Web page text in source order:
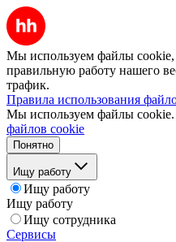
Мы используем файлы cookie,
правильную работу нашего
трафик.
Правила использования
Мы используем файлы cookie.
файлов cookie
Понятно
Ищу работу
Ищу работу
Ищу работу
Ищу сотрудника
Сервисы